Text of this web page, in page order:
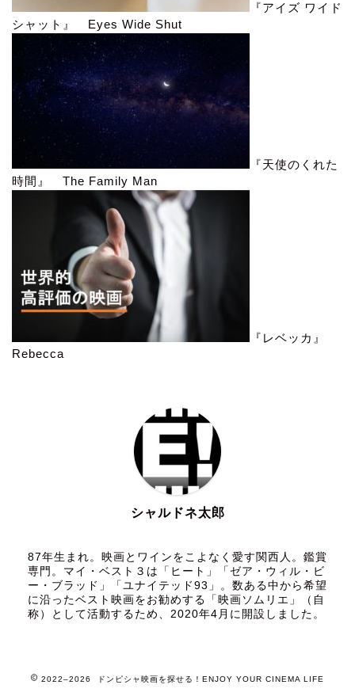
『アイズ ワイド
シャット』 Eyes Wide Shut
『天使のくれた
時間』 The Family Man
『レベッカ』
Rebecca
シャルドネ太郎
87年生まれ。映画とワインをこよなく愛す関西人。鑑賞
専門。マイ・ベスト３は「ヒート」「ゼア・ウィル・ビ
ー・ブラッド」「ユナイテッド93」。数ある中から希望
に沿ったベスト映画をお勧めする「映画ソムリエ」（自
称）として活動するため、2020年4月に開設しました。
2022–2026 ドンピシャ映画を探せる！ENJOY YOUR CINEMA LIFE